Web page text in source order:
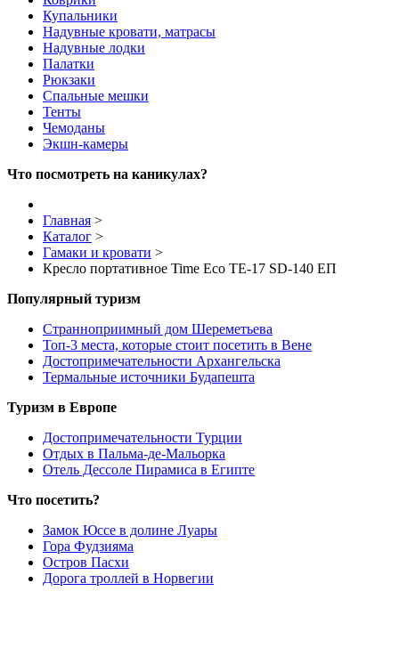
Купальники
Надувные кровати, матрасы
Надувные лодки
Палатки
Рюкзаки
Спальные мешки
Тенты
Чемоданы
Экшн-камеры
Что посмотреть на каникулах?
Главная >
Каталог >
Гамаки и кровати >
Кресло портативное Time Eco ТЕ-17 SD-140 ЕП
Популярный туризм
Странноприимный дом Шереметьева
Топ-3 места, которые стоит посетить в Вене
Достопримечательности Архангельска
Термальные источники Будапешта
Туризм в Европе
Достопримечательности Турции
Отдых в Пальма-де-Мальорка
Отель Дессоле Пирамиса в Египте
Что посетить?
Замок Юссе в долине Луары
Гора Фудзияма
Остров Пасхи
Дорога троллей в Норвегии